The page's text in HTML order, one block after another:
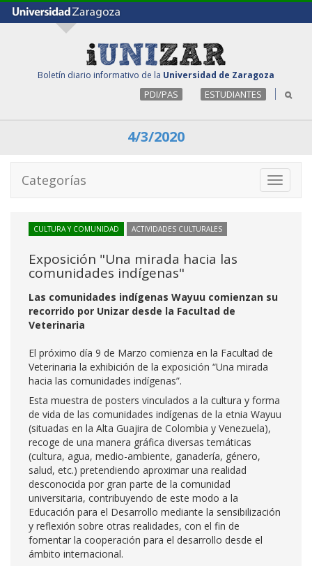
Boletín diario informativo de la Universidad de Zaragoza
PDI/PAS ESTUDIANTES
4/3/2020
Toggle
Categorías
CULTURA Y COMUNIDAD ACTIVIDADES CULTURALES
Exposición "Una mirada hacia las
comunidades indígenas"
Las comunidades indígenas Wayuu comienzan su
recorrido por Unizar desde la Facultad de
Veterinaria
El próximo día 9 de Marzo comienza en la Facultad de
Veterinaria la exhibición de la exposición “Una mirada
hacia las comunidades indígenas”.
Esta muestra de posters vinculados a la cultura y forma
de vida de las comunidades indígenas de la etnia Wayuu
(situadas en la Alta Guajira de Colombia y Venezuela),
recoge de una manera gráfica diversas temáticas
(cultura, agua, medio-ambiente, ganadería, género,
salud, etc.) pretendiendo aproximar una realidad
desconocida por gran parte de la comunidad
universitaria, contribuyendo de este modo a la
Educación para el Desarrollo mediante la sensibilización
y reflexión sobre otras realidades, con el fin de
fomentar la cooperación para el desarrollo desde el
ámbito internacional.